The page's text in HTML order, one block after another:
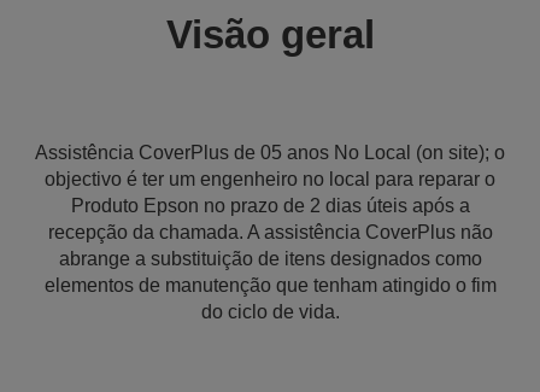
Visão geral
Assistência CoverPlus de 05 anos No Local (on site); o
objectivo é ter um engenheiro no local para reparar o
Produto Epson no prazo de 2 dias úteis após a
recepção da chamada. A assistência CoverPlus não
abrange a substituição de itens designados como
elementos de manutenção que tenham atingido o fim
do ciclo de vida.